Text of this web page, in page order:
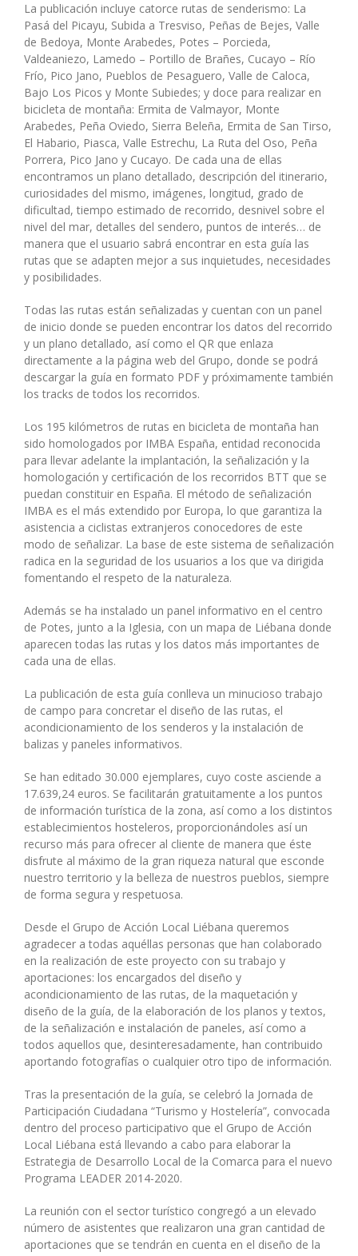
La publicación incluye catorce rutas de senderismo: La
Pasá del Picayu, Subida a Tresviso, Peñas de Bejes, Valle
de Bedoya, Monte Arabedes, Potes – Porcieda,
Valdeaniezo, Lamedo – Portillo de Brañes, Cucayo – Río
Frío, Pico Jano, Pueblos de Pesaguero, Valle de Caloca,
Bajo Los Picos y Monte Subiedes; y doce para realizar en
bicicleta de montaña: Ermita de Valmayor, Monte
Arabedes, Peña Oviedo, Sierra Beleña, Ermita de San Tirso,
El Habario, Piasca, Valle Estrechu, La Ruta del Oso, Peña
Porrera, Pico Jano y Cucayo. De cada una de ellas
encontramos un plano detallado, descripción del itinerario,
curiosidades del mismo, imágenes, longitud, grado de
dificultad, tiempo estimado de recorrido, desnivel sobre el
nivel del mar, detalles del sendero, puntos de interés… de
manera que el usuario sabrá encontrar en esta guía las
rutas que se adapten mejor a sus inquietudes, necesidades
y posibilidades.
Todas las rutas están señalizadas y cuentan con un panel
de inicio donde se pueden encontrar los datos del recorrido
y un plano detallado, así como el QR que enlaza
directamente a la página web del Grupo, donde se podrá
descargar la guía en formato PDF y próximamente también
los tracks de todos los recorridos.
Los 195 kilómetros de rutas en bicicleta de montaña han
sido homologados por IMBA España, entidad reconocida
para llevar adelante la implantación, la señalización y la
homologación y certificación de los recorridos BTT que se
puedan constituir en España. El método de señalización
IMBA es el más extendido por Europa, lo que garantiza la
asistencia a ciclistas extranjeros conocedores de este
modo de señalizar. La base de este sistema de señalización
radica en la seguridad de los usuarios a los que va dirigida
fomentando el respeto de la naturaleza.
Además se ha instalado un panel informativo en el centro
de Potes, junto a la Iglesia, con un mapa de Liébana donde
aparecen todas las rutas y los datos más importantes de
cada una de ellas.
La publicación de esta guía conlleva un minucioso trabajo
de campo para concretar el diseño de las rutas, el
acondicionamiento de los senderos y la instalación de
balizas y paneles informativos.
Se han editado 30.000 ejemplares, cuyo coste asciende a
17.639,24 euros. Se facilitarán gratuitamente a los puntos
de información turística de la zona, así como a los distintos
establecimientos hosteleros, proporcionándoles así un
recurso más para ofrecer al cliente de manera que éste
disfrute al máximo de la gran riqueza natural que esconde
nuestro territorio y la belleza de nuestros pueblos, siempre
de forma segura y respetuosa.
Desde el Grupo de Acción Local Liébana queremos
agradecer a todas aquéllas personas que han colaborado
en la realización de este proyecto con su trabajo y
aportaciones: los encargados del diseño y
acondicionamiento de las rutas, de la maquetación y
diseño de la guía, de la elaboración de los planos y textos,
de la señalización e instalación de paneles, así como a
todos aquellos que, desinteresadamente, han contribuido
aportando fotografías o cualquier otro tipo de información.
Tras la presentación de la guía, se celebró la Jornada de
Participación Ciudadana “Turismo y Hostelería”, convocada
dentro del proceso participativo que el Grupo de Acción
Local Liébana está llevando a cabo para elaborar la
Estrategia de Desarrollo Local de la Comarca para el nuevo
Programa LEADER 2014-2020.
La reunión con el sector turístico congregó a un elevado
número de asistentes que realizaron una gran cantidad de
aportaciones que se tendrán en cuenta en el diseño de la